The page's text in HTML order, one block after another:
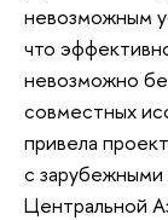
невозможным
что
невозможно
совместных
привела
с зарубежными
Центральной